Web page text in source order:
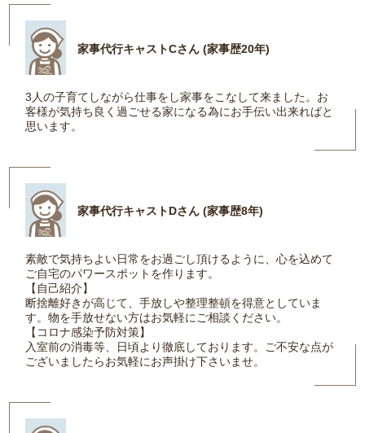
家事代行キャストCさん (家事歴20年)
3人の子育てしながら仕事をし家事をこなして来ました。お
客様が気持ち良く過ごせる家になる為にお手伝い出来ればと
思います。
家事代行キャストDさん (家事歴8年)
素敵で気持ちよい日常をお過ごし頂けるように、心を込めて
ご自宅のパワースポットを作ります。
【自己紹介】
断捨離好きが高じて、手放しや整理整頓を得意としていま
す。物を手放せない方はお気軽にご相談ください。
【コロナ感染予防対策】
入室前の消毒等、日頃より徹底しております。ご不安な点が
ございましたらお気軽にお声掛け下さいませ。